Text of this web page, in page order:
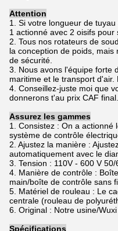
Attention
1. Si votre longueur de
1 actionné avec 2 oisifs pour
2. Tous nos rotateurs de
la conception de poids,
de sécurité.
3. Nous avons l'équipe forte
maritime et le transport d'air.
4. Conseillez-juste moi que
donnerons t'au prix CAF final.
Assurez les gammes
1. Consistez : On a actionné
système de contrôle
2. Ajustez la manière :
automatiquement avec le
3. Tension : 110V - 600 V
4. Manière de contrôle :
main/boîte de contrôle sans
5. Matériel de rouleau : Le
centrale (rouleau de
6. Original : Notre usine/
Spécifications